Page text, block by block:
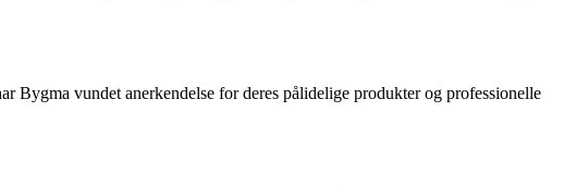
vundet anerkendelse for deres pålidelige produkter og professionelle